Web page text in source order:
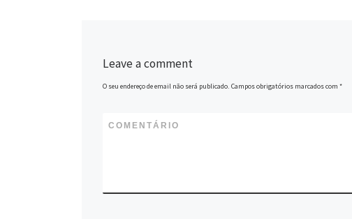
Leave a comment
O seu endereço de email não será publicado. Campos obrigatórios marcados com*
COMENTÁRIO